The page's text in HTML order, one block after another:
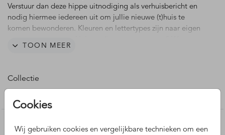
Cookies
Wij gebruiken cookies en vergelijkbare technieken om een
Verstuur dan deze hippe uitnodiging als verhuisbericht en
nodig hiermee iedereen uit om jullie nieuwe (t)huis te
komen bewonderen. Kleuren en lettertypes zijn naar eigen
helpen je graag!
TOON MEER
Collectie
Nog meer leuke ontwerpen